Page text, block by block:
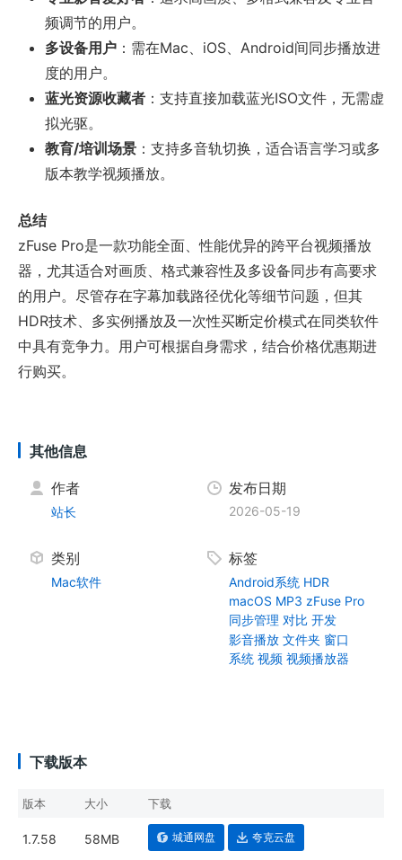
频调节的用户。
多设备用户 ：需在Mac、iOS、Android间同步播放进
度的用户。
蓝光资源收藏者 ：支持直接加载蓝光ISO文件，无需虚
拟光驱。
教育/培训场景 ：支持多音轨切换，适合语言学习或多
版本教学视频播放。
总结
zFuse Pro是一款功能全面、性能优异的跨平台视频播放
器，尤其适合对画质、格式兼容性及多设备同步有高要求
的用户。尽管存在字幕加载路径优化等细节问题，但其
HDR技术、多实例播放及一次性买断定价模式在同类软件
中具有竞争力。用户可根据自身需求，结合价格优惠期进
行购买。
其他信息
作者
站长
发布日期
2026-05-19
类别
Mac软件
标签
Android系统 HDR
macOS MP3 zFuse Pro
同步管理 对比 开发
影音播放 文件夹 窗口
系统 视频 视频播放器
下载版本
版本 大小 下载
1.7.58 58MB 城通网盘 夸克云盘